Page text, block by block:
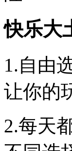
快乐大
1.自由
让你的
2.每天